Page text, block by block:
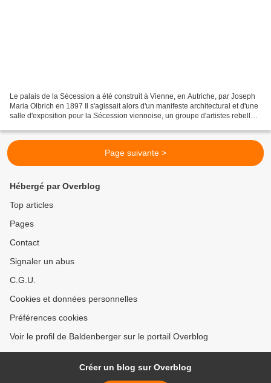
Le palais de la Sécession a été construit à Vienne, en Autriche, par Joseph
Maria Olbrich en 1897 Il s'agissait alors d'un manifeste architectural et d'une
salle d'exposition pour la Sécession viennoise, un groupe d'artistes rebelles
Page suivante >
Hébergé par Overblog
Top articles
Pages
Contact
Signaler un abus
C.G.U.
Cookies et données personnelles
Préférences cookies
Voir le profil de Baldenberger sur le portail Overblog
Créer un blog sur Overblog